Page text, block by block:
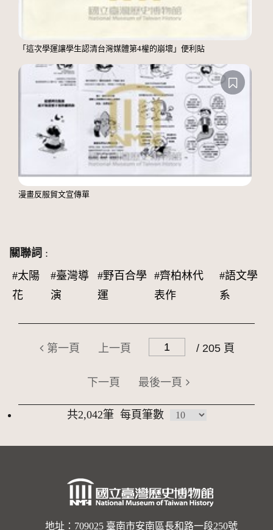
「這次學運讓學生認清台灣媒體第4權的崩壞」便利貼
漫畫反服貿文宣傳單
關聯詞 :
#太陽
花
#臺灣導
演
#野百合學
運
#齊柏林代
表作
#語文學
系
第一頁 上一頁 / 205 頁
下一頁 最後一頁
共2,042筆 每頁筆數
地址：709025 臺南市安南區長和路一段250號